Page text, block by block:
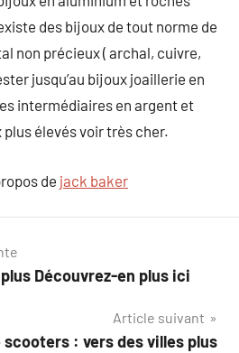
des bijoux de tout norme de
non précieux ( archal, cuivre,
jusqu’au bijoux joaillerie en
intermédiaires en argent et
élevés voir très cher.
de jack baker
Découvrez-en plus ici
Article suivant
: vers des villes plus